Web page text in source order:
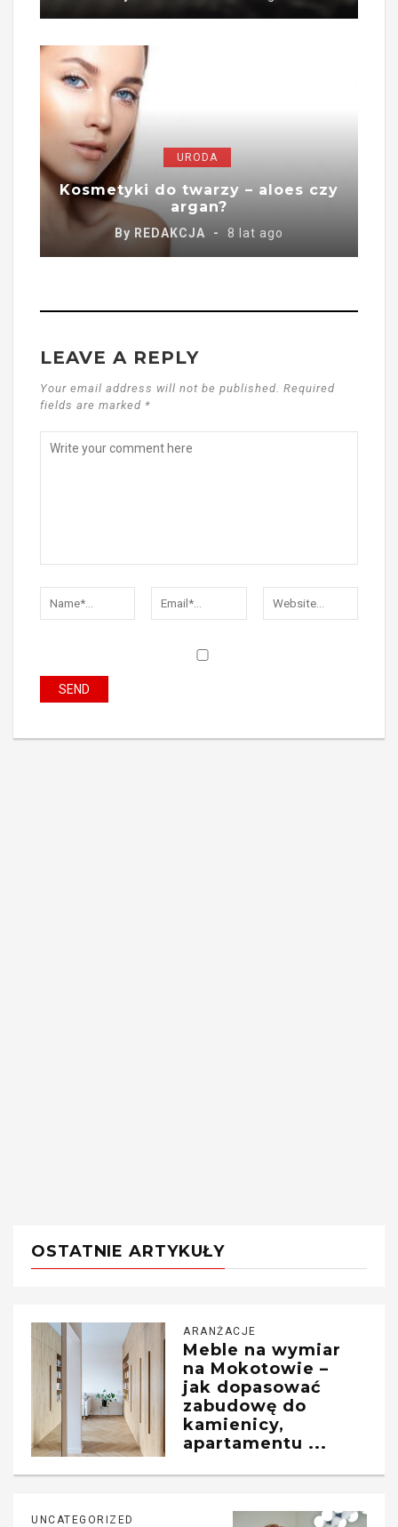
URODA
Kosmetyki do twarzy – aloes czy
argan?
By REDAKCJA 8 lat ago
LEAVE A REPLY
Your email address will not be published. Required
fields are marked *
OSTATNIE ARTYKUŁY
ARANŻACJE
Meble na wymiar
na Mokotowie –
jak dopasować
zabudowę do
kamienicy,
apartamentu ...
UNCATEGORIZED